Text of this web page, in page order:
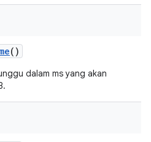
()
dalam ms yang akan